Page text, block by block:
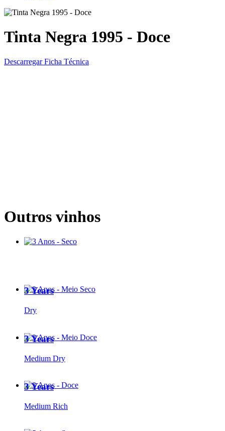
Tinta Negra 1995 - Doce
Descarregar Ficha Técnica
Outros vinhos
3 Years
Dry
3 Years
Medium Dry
3 Years
Medium Rich